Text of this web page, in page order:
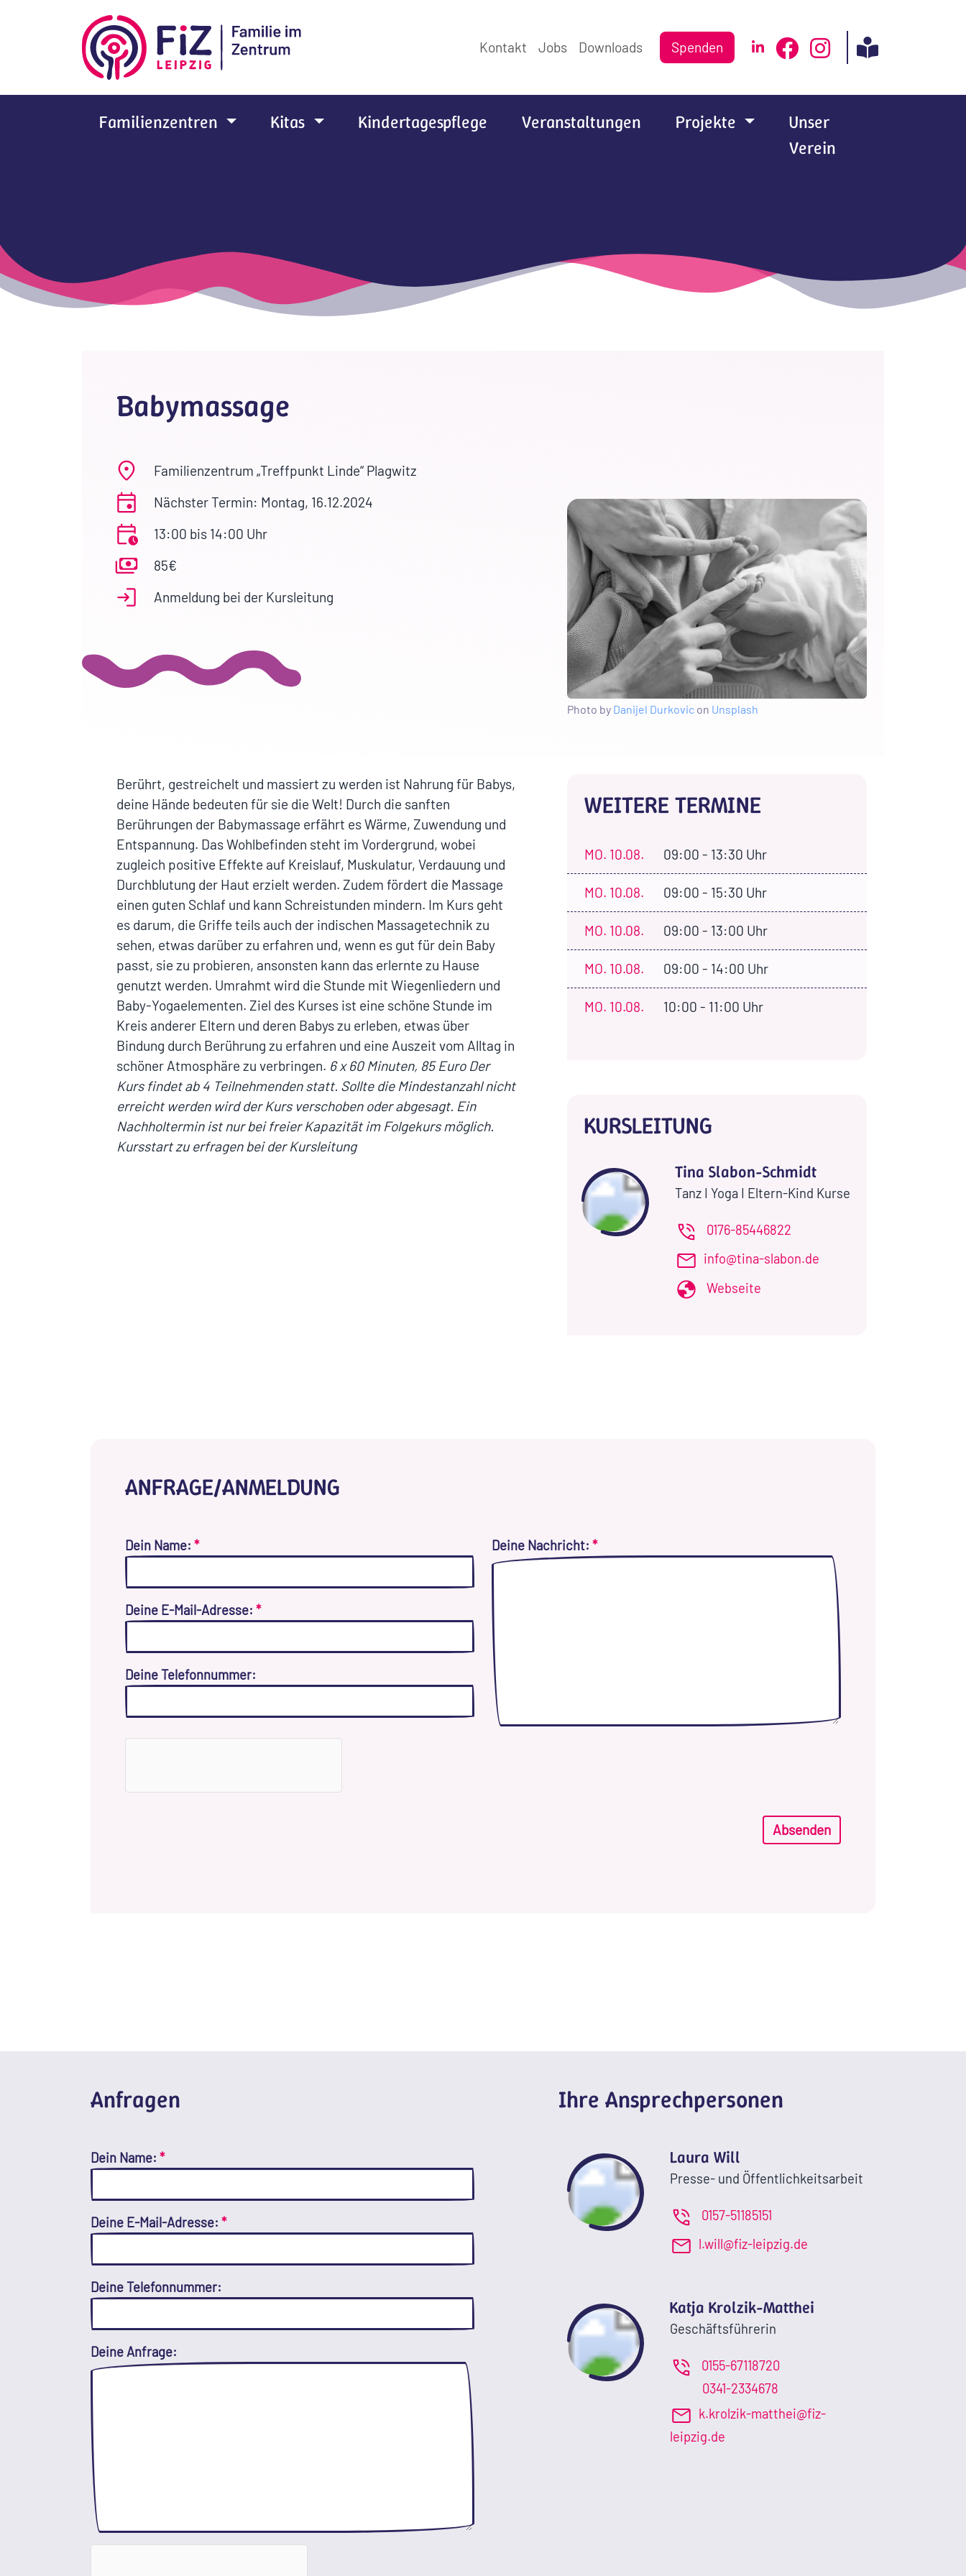
Kontakt Jobs Downloads Spenden
Familienzentren Kitas Kindertagespflege Veranstaltungen Projekte
Unser
Verein
Photo by Danijel Durkovic on Unsplash
Babymassage
Familienzentrum „Treffpunkt Linde“ Plagwitz
Nächster Termin: Montag, 16.12.2024
13:00 bis 14:00 Uhr
85€
Anmeldung bei der Kursleitung
Berührt, gestreichelt und massiert zu werden ist Nahrung für Babys,
deine Hände bedeuten für sie die Welt! Durch die sanften
Berührungen der Babymassage erfährt es Wärme, Zuwendung und
Entspannung. Das Wohlbefinden steht im Vordergrund, wobei
zugleich positive Effekte auf Kreislauf, Muskulatur, Verdauung und
Durchblutung der Haut erzielt werden. Zudem fördert die Massage
einen guten Schlaf und kann Schreistunden mindern. Im Kurs geht
es darum, die Griffe teils auch der indischen Massagetechnik zu
sehen, etwas darüber zu erfahren und, wenn es gut für dein Baby
passt, sie zu probieren, ansonsten kann das erlernte zu Hause
genutzt werden. Umrahmt wird die Stunde mit Wiegenliedern und
Baby-Yogaelementen. Ziel des Kurses ist eine schöne Stunde im
Kreis anderer Eltern und deren Babys zu erleben, etwas über
Bindung durch Berührung zu erfahren und eine Auszeit vom Alltag in
schöner Atmosphäre zu verbringen. 6 x 60 Minuten, 85 Euro Der
Kurs findet ab 4 Teilnehmenden statt. Sollte die Mindestanzahl nicht
erreicht werden wird der Kurs verschoben oder abgesagt. Ein
Nachholtermin ist nur bei freier Kapazität im Folgekurs möglich.
Kursstart zu erfragen bei der Kursleitung
WEITERE TERMINE
MO. 10.08. 09:00 - 13:30 Uhr
MO. 10.08. 09:00 - 15:30 Uhr
MO. 10.08. 09:00 - 13:00 Uhr
MO. 10.08. 09:00 - 14:00 Uhr
MO. 10.08. 10:00 - 11:00 Uhr
KURSLEITUNG
Tina Slabon-Schmidt
Tanz I Yoga I Eltern-Kind Kurse
0176-85446822
info@tina-slabon.de
Webseite
ANFRAGE/ANMELDUNG
Dein Name: *
Deine E-Mail-Adresse: *
Deine Telefonnummer:
Deine Nachricht: *
Absenden
Anfragen
Dein Name: *
Deine E-Mail-Adresse: *
Deine Telefonnummer:
Deine Anfrage:
Ihre Ansprechpersonen
Laura Will
Presse- und Öffentlichkeitsarbeit
0157-51185151
l.will@fiz-leipzig.de
Katja Krolzik-Matthei
Geschäftsführerin
0155-67118720
0341-2334678
k.krolzik-matthei@fiz-
leipzig.de